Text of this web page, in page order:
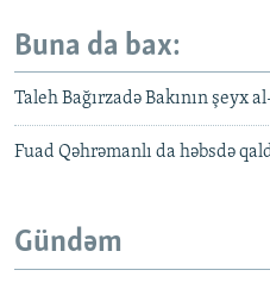
Buna da bax:
Taleh Bağırzadə Bakının şeyx
Fuad Qəhrəmanlı da həbsdə
Gündəm